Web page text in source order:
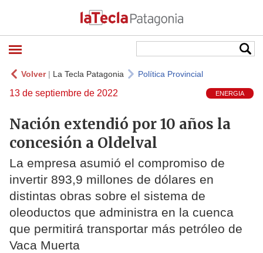
Volver| La Tecla Patagonia Política Provincial
13 de septiembre de 2022 ENERGIA
Nación extendió por 10 años la
concesión a Oldelval
La empresa asumió el compromiso de
invertir 893,9 millones de dólares en
distintas obras sobre el sistema de
oleoductos que administra en la cuenca
que permitirá transportar más petróleo de
Vaca Muerta